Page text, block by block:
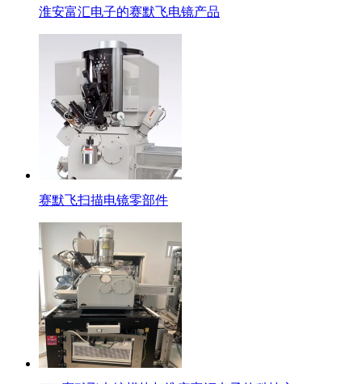
淮安富汇电子的赛默飞电镜产品
赛默飞扫描电镜零部件